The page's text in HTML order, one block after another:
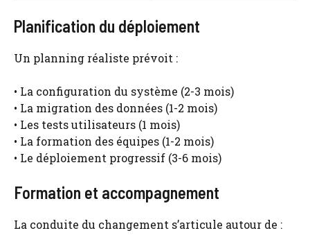
Planification du déploiement
Un planning réaliste prévoit :
• La configuration du système (2-3 mois)
• La migration des données (1-2 mois)
• Les tests utilisateurs (1 mois)
• La formation des équipes (1-2 mois)
• Le déploiement progressif (3-6 mois)
Formation et accompagnement
La conduite du changement s’articule autour de :